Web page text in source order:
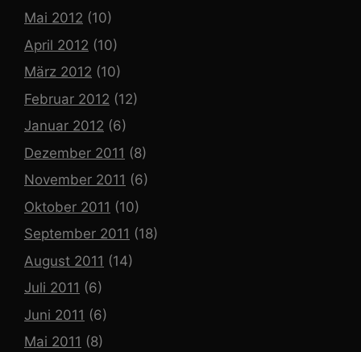
Mai 2012 (10)
April 2012 (10)
März 2012 (10)
Februar 2012 (12)
Januar 2012 (6)
Dezember 2011 (8)
November 2011 (6)
Oktober 2011 (10)
September 2011 (18)
August 2011 (14)
Juli 2011 (6)
Juni 2011 (6)
Mai 2011 (8)